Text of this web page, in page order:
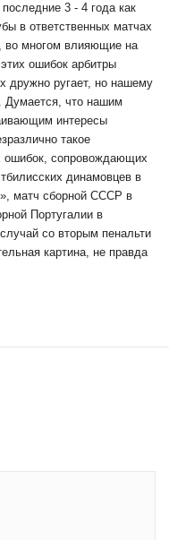
3 - 4 года как
в ответственных матчах
во многом влияющие на
ошибок арбитры
дружно ругает, но нашему
Думается, что нашим
интересы
такое
ошибок, сопровождающих
динамовцев в
матч сборной СССР в
Португалии в
со вторым пенальти
картина, не правда